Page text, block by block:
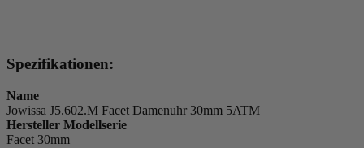
Spezifikationen:
Name
Jowissa J5.602.M Facet Damenuhr 30mm 5ATM
Hersteller Modellserie
Facet 30mm